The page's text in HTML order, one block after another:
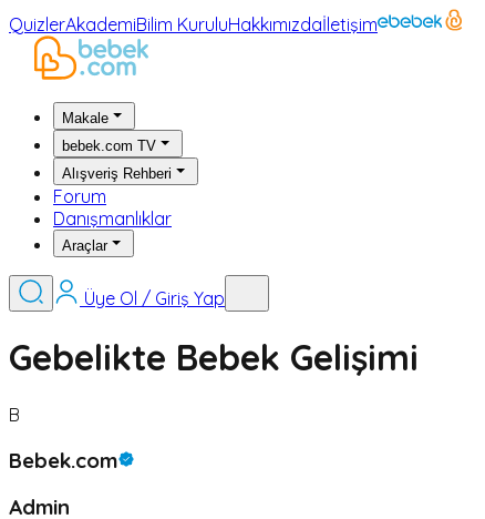
QuizlerAkademiBilim KuruluHakkımızdaİletişim
Makale
bebek.com TV
Alışveriş Rehberi
Forum
Danışmanlıklar
Araçlar
Üye Ol / Giriş Yap
Gebelikte Bebek Gelişimi
B
Bebek.com
Admin